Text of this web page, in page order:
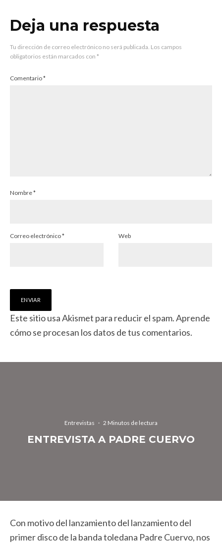
Deja una respuesta
Tu dirección de correo electrónico no será publicada. Los campos
obligatorios están marcados con *
Comentario*
Nombre*
Correo electrónico* Web
Este sitio usa Akismet para reducir el spam.Aprende
cómo se procesan los datos de tus comentarios.
Entrevistas · 2 Minutos de lectura
ENTREVISTA A PADRE CUERVO
Con motivo del lanzamiento del lanzamiento del
primer disco de la banda toledana Padre Cuervo, nos